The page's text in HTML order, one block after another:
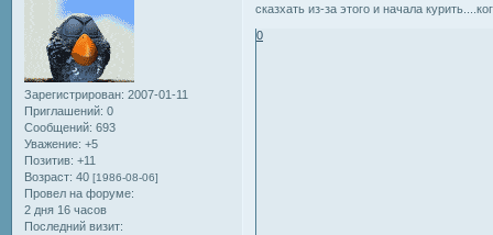
Зарегистрирован: 2007-01-11
Приглашений: 0
Сообщений: 693
Уважение: +5
Позитив: +11
Возраст: 40 [1986-08-06]
Провел на форуме:
2 дня 16 часов
Последний визит:
сказхать из-за этого и начала
0